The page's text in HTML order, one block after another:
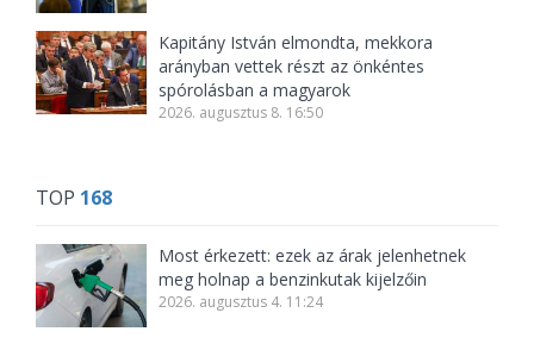
Kapitány István elmondta, mekkora
arányban vettek részt az önkéntes
spórolásban a magyarok
2026. augusztus 8. 16:50
TOP 168
Most érkezett: ezek az árak jelenhetnek
meg holnap a benzinkutak kijelzőin
2026. augusztus 4. 11:24